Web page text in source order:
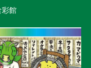
彩館